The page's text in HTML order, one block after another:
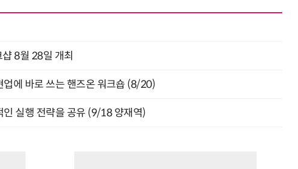
8월 28일 개최
업에 바로 쓰는 핸즈온 워크숍 (8/20)
인 실행 전략을 공유 (9/18 양재역)